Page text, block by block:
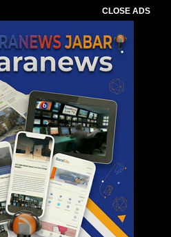
CLOSE ADS